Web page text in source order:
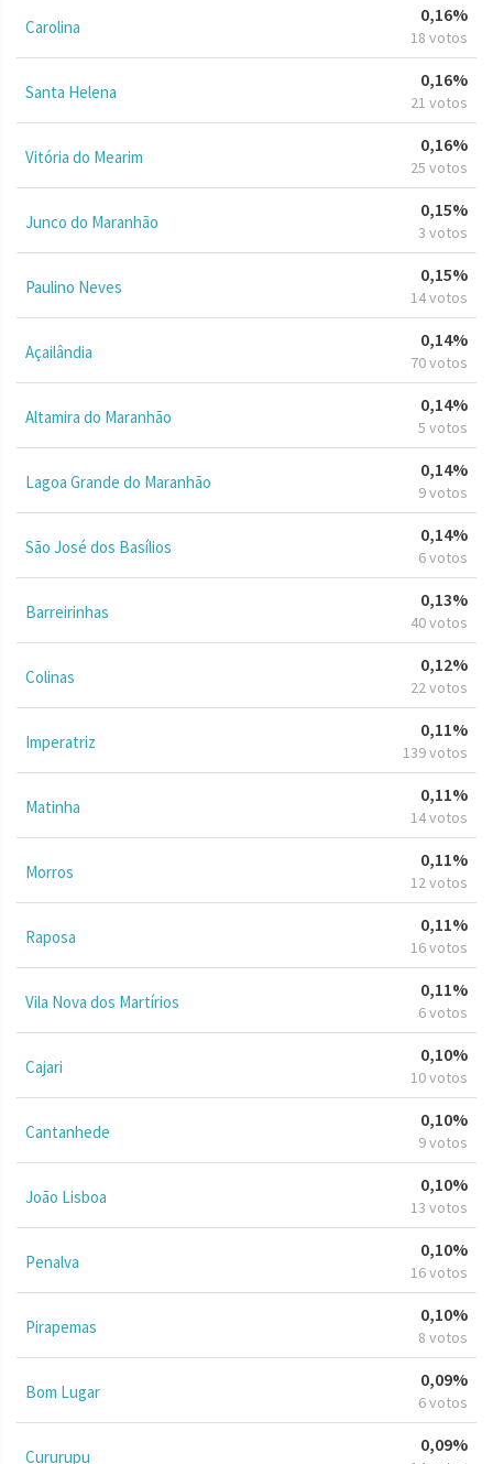
Carolina
0,16%
18 votos
Santa Helena
0,16%
21 votos
Vitória do Mearim
0,16%
25 votos
Junco do Maranhão
0,15%
3 votos
Paulino Neves
0,15%
14 votos
Açailândia
0,14%
70 votos
Altamira do Maranhão
0,14%
5 votos
Lagoa Grande do Maranhão
0,14%
9 votos
São José dos Basílios
0,14%
6 votos
Barreirinhas
0,13%
40 votos
Colinas
0,12%
22 votos
Imperatriz
0,11%
139 votos
Matinha
0,11%
14 votos
Morros
0,11%
12 votos
Raposa
0,11%
16 votos
Vila Nova dos Martírios
0,11%
6 votos
Cajari
0,10%
10 votos
Cantanhede
0,10%
9 votos
João Lisboa
0,10%
13 votos
Penalva
0,10%
16 votos
Pirapemas
0,10%
8 votos
Bom Lugar
0,09%
6 votos
Cururupu
0,09%